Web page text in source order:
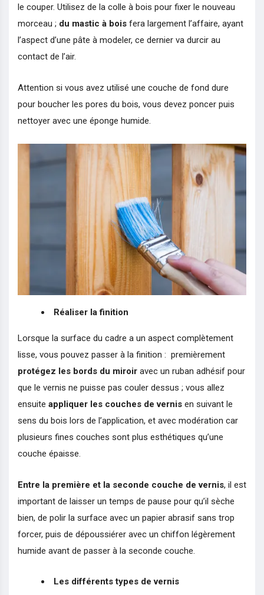
le couper. Utilisez de la colle à bois pour fixer le nouveau
morceau ; du mastic à bois fera largement l’affaire, ayant
l’aspect d’une pâte à modeler, ce dernier va durcir au
contact de l’air.
Attention si vous avez utilisé une couche de fond dure
pour boucher les pores du bois, vous devez poncer puis
nettoyer avec une éponge humide.
Réaliser la finition
Lorsque la surface du cadre a un aspect complètement
lisse, vous pouvez passer à la finition : premièrement
protégez les bords du miroir avec un ruban adhésif pour
que le vernis ne puisse pas couler dessus ; vous allez
ensuite appliquer les couches de vernis en suivant le
sens du bois lors de l’application, et avec modération car
plusieurs fines couches sont plus esthétiques qu’une
couche épaisse.
Entre la première et la seconde couche de vernis, il est
important de laisser un temps de pause pour qu’il sèche
bien, de polir la surface avec un papier abrasif sans trop
forcer, puis de dépoussiérer avec un chiffon légèrement
humide avant de passer à la seconde couche.
Les différents types de vernis